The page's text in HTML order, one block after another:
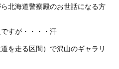
北海道警察殿のお世話になる方
すが・・・・汗
を走る区間）で沢山のギャラリ